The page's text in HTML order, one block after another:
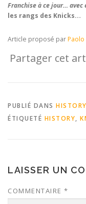
Franchise à ce jour…
les rangs des Knicks…
Article proposé par
Partager cet
PUBLIÉ DANS HISTORY
ÉTIQUETÉ HISTORY,
LAISSER UN
COMMENTAIRE *